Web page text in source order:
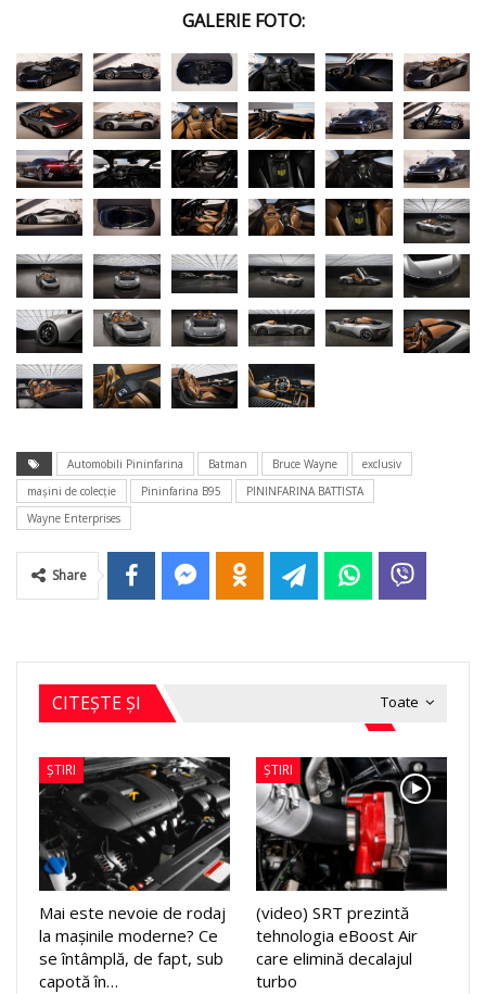
GALERIE FOTO:
Automobili Pininfarina Batman Bruce Wayne
exclusiv
mașini de colecție
Pininfarina B95
PININFARINA BATTISTA
Wayne Enterprises
Share
Toate
CITEȘTE ȘI
ȘTIRI
Mai este nevoie de rodaj
la mașinile moderne? Ce
se întâmplă, de fapt, sub
capotă în…
ȘTIRI
(video) SRT prezintă
tehnologia eBoost Air
care elimină decalajul
turbo